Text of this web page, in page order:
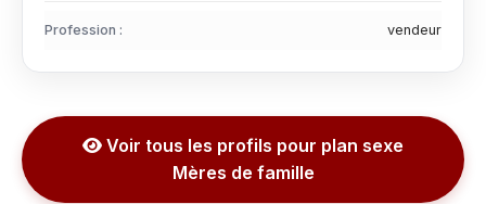
Profession : vendeur
Voir tous les profils pour plan sexe
Mères de famille